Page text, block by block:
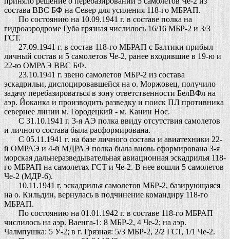
состава ВВС БФ на Север для усиления 118-го МБРАП.
По состоянию на 10.09.1941 г. в составе полка на
гидроаэродроме Губа грязная числилось 16/16 МБР-2 и 3/3
ГСТ.
27.09.1941 г. в состав 118-го МБРАП с Балтики прибыл
личный состав и 5 самолетов Че-2, ранее входившие в 19-ю и
22-ю ОМРАЭ ВВС БФ.
23.10.1941 г. звено самолетов МБР-2 из состава
эскадрильи, дислоцировавшейся на о. Моржовец, получило
задачу перебазироваться в зону ответственности БелВФл на
аэр. Йоканка и производить разведку и поиск ПЛ противника
севернее линии м. Городецкий - м. Канин Нос.
С 31.10.1941 г. 3-я АЭ полка ввиду отсутствия самолетов
и личного состава была расформирована.
С 05.11.1941 г. на базе личного состава и авиатехники 22-
й ОМРАЭ и 4-й МДРАЭ полка была вновь сформирована 3-я
морская дальнеразведывательная авиационная эскадрилья 118-
го МБРАП на самолетах ГСТ и Че-2. В нее вошли 5 самолетов
Че-2 (МДР-6).
10.11.1941 г. эскадрилья самолетов МБР-2, базирующаяся
на о. Кильдин, вернулась в подчинение командиру 118-го
МБРАП.
По состоянию на 01.01.1942 г. в составе 118-го МБРАП
числилось на аэр. Ваенга-1: 8 МБР-2, 4 Че-2; на аэр.
Чалмпушка: 5 У-2; в г. Грязная: 5/3 МБР-2, 2/2 ГСТ, 1/1 Че-2.